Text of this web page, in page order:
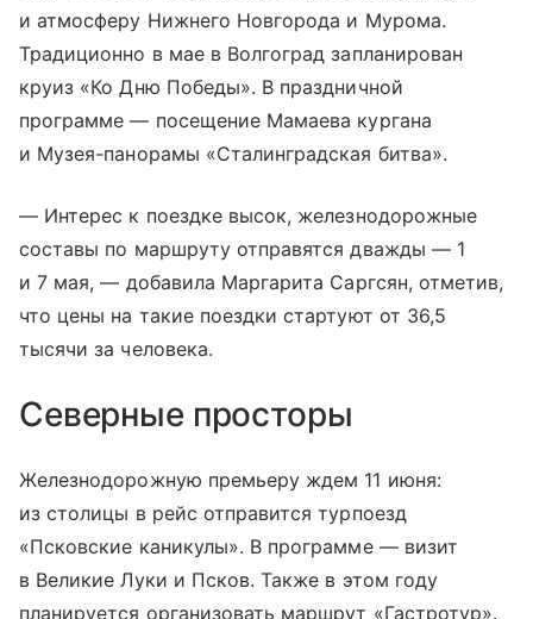
и атмосферу Нижнего Новгорода и Мурома.
Традиционно в мае в Волгоград запланирован
круиз «Ко Дню Победы». В праздничной
программе — посещение Мамаева кургана
и Музея-панорамы «Сталинградская битва».
— Интерес к поездке высок, железнодорожные
составы по маршруту отправятся дважды — 1
и 7 мая, — добавила Маргарита Саргсян, отметив,
что цены на такие поездки стартуют от 36,5
тысячи за человека.
Северные просторы
Железнодорожную премьеру ждем 11 июня:
из столицы в рейс отправится турпоезд
«Псковские каникулы». В программе — визит
в Великие Луки и Псков. Также в этом году
планируется организовать маршрут «Гастротур».